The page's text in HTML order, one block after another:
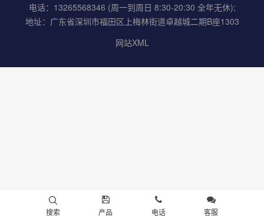
电话：13265568346 (周一到周日 8:30-20:30 全年无休);
地址：广东省深圳市福田区上梅林街道卓越城二期B座1303
网站XML
搜索 产品 电话 客服